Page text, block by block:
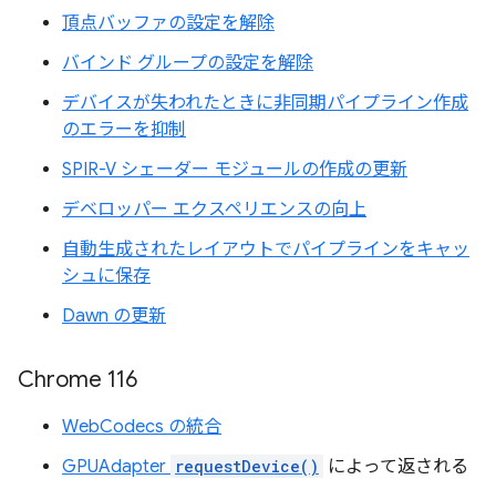
頂点バッファの設定を解除
バインド グループの設定を解除
デバイスが失われたときに非同期パイプライン作成
のエラーを抑制
SPIR-V シェーダー モジュールの作成の更新
デベロッパー エクスペリエンスの向上
自動生成されたレイアウトでパイプラインをキャッ
シュに保存
Dawn の更新
Chrome 116
WebCodecs の統合
GPUAdapter requestDevice()
によって返される